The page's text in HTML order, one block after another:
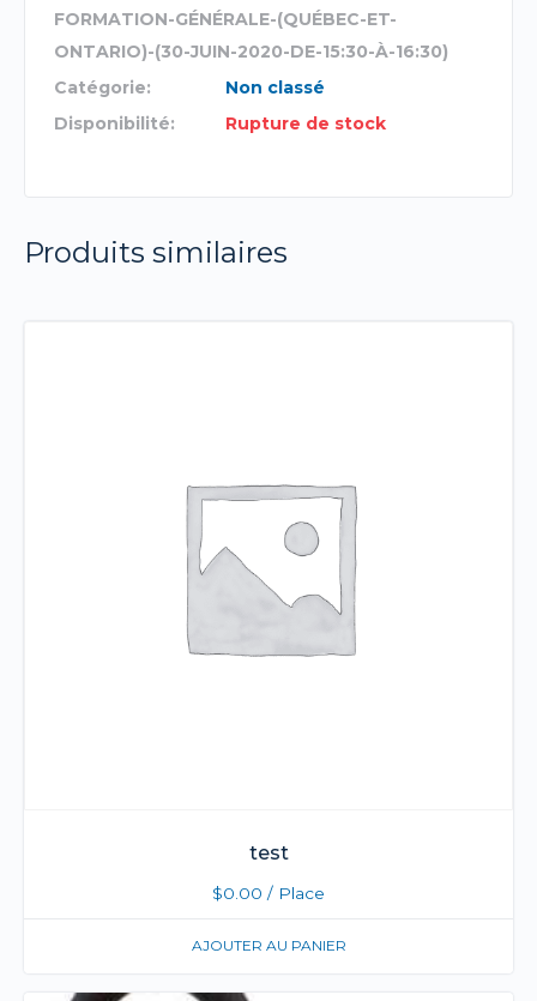
FORMATION-GÉNÉRALE-(QUÉBEC-ET-
ONTARIO)-(30-JUIN-2020-DE-15:30-À-16:30)
Catégorie:
Non classé
Disponibilité:
Rupture de stock
Produits similaires
test
$0.00 / Place
AJOUTER AU PANIER